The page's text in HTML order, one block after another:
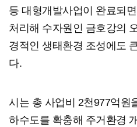
등 대형개발사업이 완료되
처리해 수자원인 금호강의
경적인 생태환경 조성에도
다.
시는 총 사업비 2천977억원
하수도를 확충해 주거환경